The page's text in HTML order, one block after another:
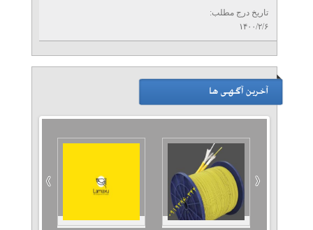
تاریخ درج مطلب:
۱۴۰۰/۲/۶